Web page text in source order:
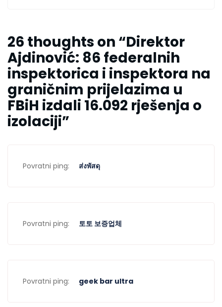
26 thoughts on “Direktor
Ajdinović: 86 federalnih
inspektorica i inspektora na
graničnim prijelazima u
FBiH izdali 16.092 rješenja o
izolaciji”
Povratni ping: ส่งพัสดุ
Povratni ping: 토토 보증업체
Povratni ping: geek bar ultra